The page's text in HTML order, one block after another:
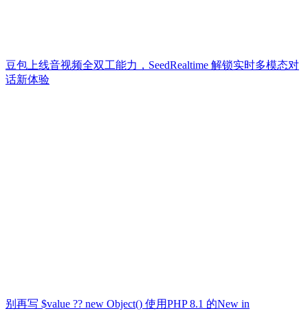
豆包上线音视频全双工能力，SeedRealtime 解锁实时多模态对
话新体验
别再写 $value ?? new Object() 使用PHP 8.1 的New in